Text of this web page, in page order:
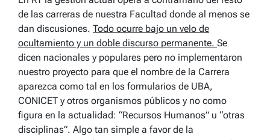
de las carreras de nuestra Facultad donde al menos se
dan discusiones. Todo ocurre bajo un velo de
ocultamiento y un doble discurso permanente. Se
dicen nacionales y populares pero no implementaron
nuestro proyecto para que el nombre de la Carrera
aparezca como tal en los formularios de UBA,
CONICET y otros organismos públicos y no como
figura en la actualidad: “Recursos Humanos” u “otras
disciplinas”. Algo tan simple a favor de la